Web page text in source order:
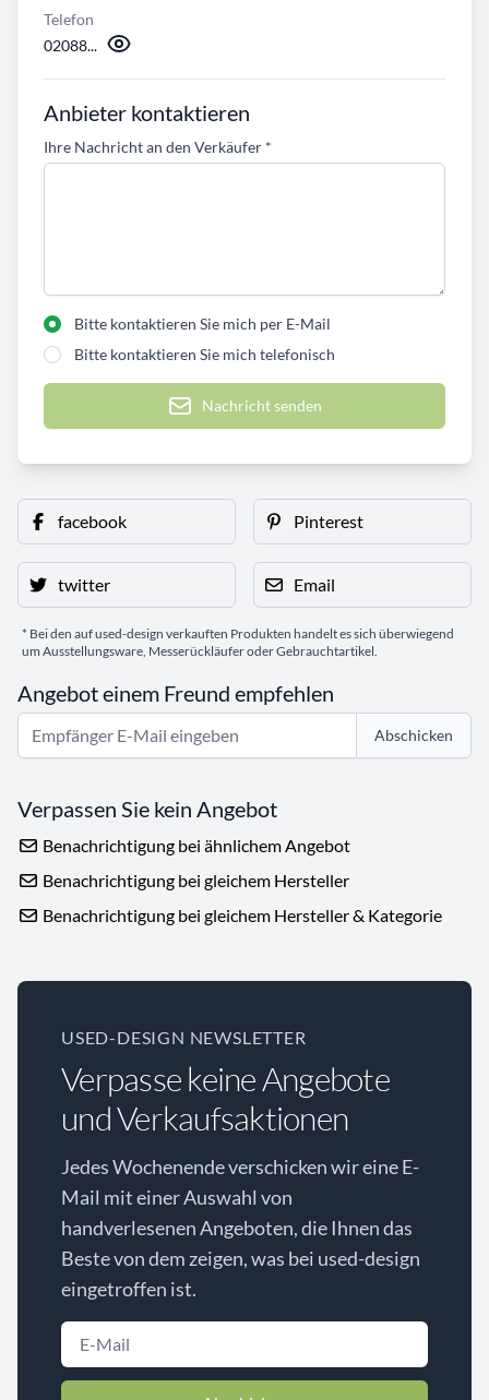
Telefon
02088...
Anbieter kontaktieren
Ihre Nachricht an den Verkäufer *
Bitte kontaktieren Sie mich per E-Mail
Bitte kontaktieren Sie mich telefonisch
Nachricht senden
facebook Pinterest
twitter Email
* Bei den auf used-design verkauften Produkten handelt es sich überwiegend
um Ausstellungsware, Messerückläufer oder Gebrauchtartikel.
Angebot einem Freund empfehlen
Abschicken
Verpassen Sie kein Angebot
Benachrichtigung bei ähnlichem Angebot
Benachrichtigung bei gleichem Hersteller
Benachrichtigung bei gleichem Hersteller & Kategorie
USED-DESIGN NEWSLETTER
Verpasse keine Angebote
und Verkaufsaktionen
Jedes Wochenende verschicken wir eine E-
Mail mit einer Auswahl von
handverlesenen Angeboten, die Ihnen das
Beste von dem zeigen, was bei used-design
eingetroffen ist.